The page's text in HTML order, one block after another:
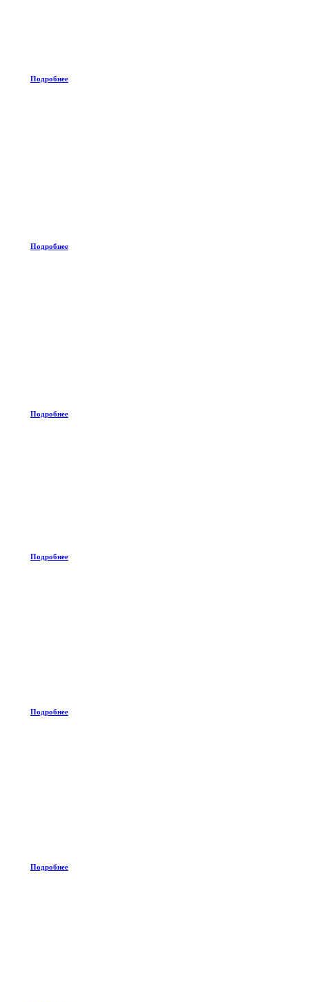
Подробнее
Подробнее
Подробнее
Подробнее
Подробнее
Подробнее